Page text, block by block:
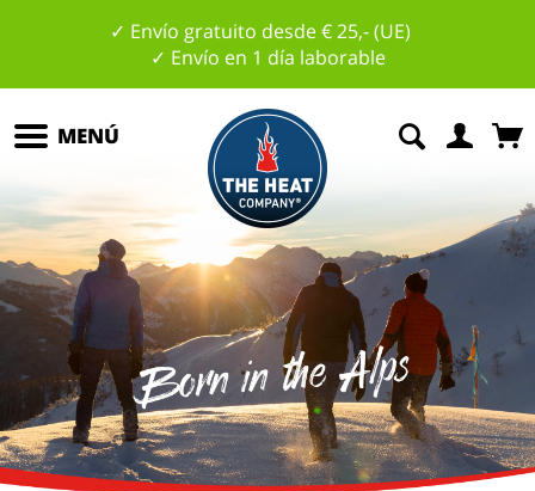
✓ Envío gratuito desde € 25,- (UE)
✓ Envío en 1 día laborable
MENÚ